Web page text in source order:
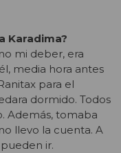
Karadima?
mi deber, era
media hora antes
para el
dormido. Todos
Además, tomaba
llevo la cuenta. A
ir.